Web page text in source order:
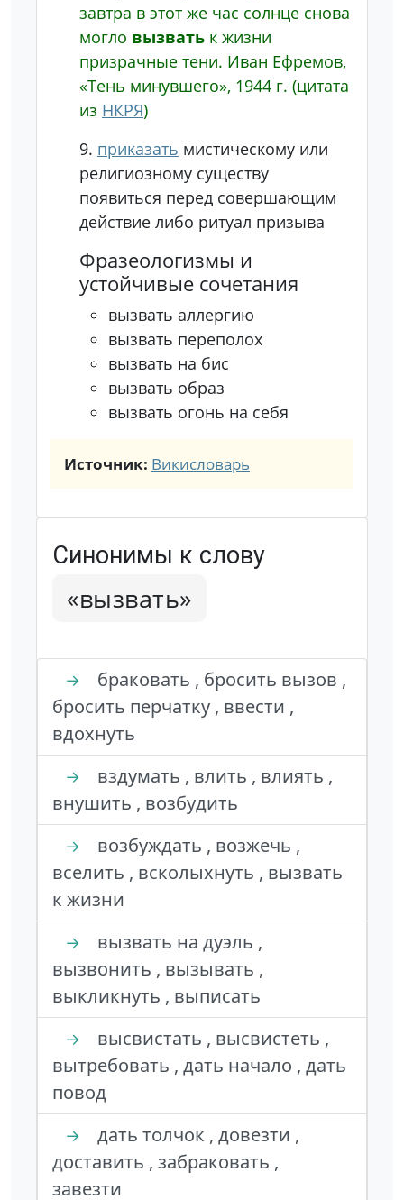
завтра в этот же час солнце снова
могло вызвать к жизни
призрачные тени. Иван Ефремов,
«Тень минувшего», 1944 г. (цитата
из НКРЯ)
9. приказать мистическому или
религиозному существу
появиться перед совершающим
действие либо ритуал призыва
Фразеологизмы и
устойчивые сочетания
вызвать аллергию
вызвать переполох
вызвать на бис
вызвать образ
вызвать огонь на себя
Источник: Викисловарь
Синонимы к слову
«вызвать»
→
браковать , бросить вызов ,
бросить перчатку , ввести ,
вдохнуть
→
вздумать , влить , влиять ,
внушить , возбудить
→
возбуждать , возжечь ,
вселить , всколыхнуть , вызвать
к жизни
→
вызвать на дуэль ,
вызвонить , вызывать ,
выкликнуть , выписать
→
высвистать , высвистеть ,
вытребовать , дать начало , дать
повод
→
дать толчок , довезти ,
доставить , забраковать ,
завезти